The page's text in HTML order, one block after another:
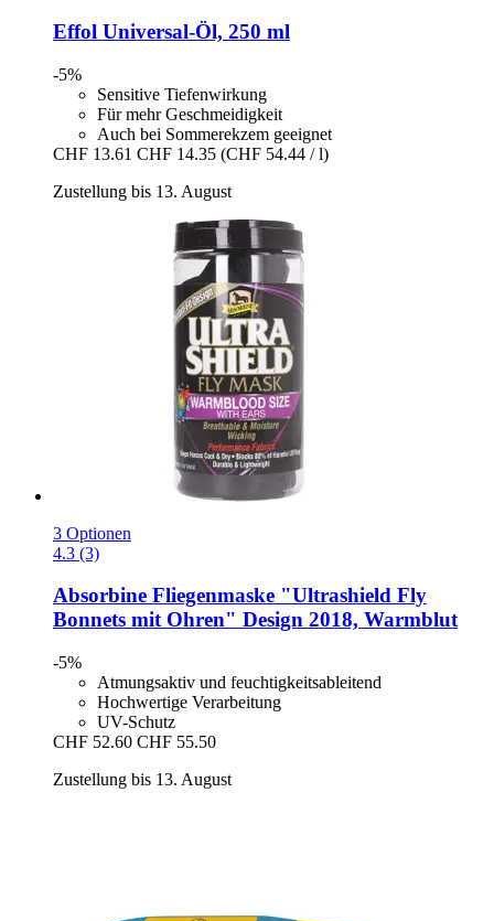
Effol Universal-​Öl, 250 ml
-5%
Sensitive Tiefenwirkung
Für mehr Geschmeidigkeit
Auch bei Sommerekzem geeignet
CHF 13.61 CHF 14.35 (CHF 54.44 / l)
Zustellung bis 13. August
3 Optionen
4.3 (3)
Absorbine Fliegenmaske "Ultrashield Fly
Bonnets mit Ohren" Design 2018, Warmblut
-5%
Atmungsaktiv und feuchtigkeitsableitend
Hochwertige Verarbeitung
UV-Schutz
CHF 52.60 CHF 55.50
Zustellung bis 13. August